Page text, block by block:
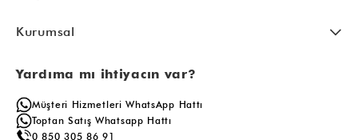
Kurumsal
Yardıma mı ihtiyacın var?
Müşteri Hizmetleri WhatsApp Hattı
Toptan Satış Whatsapp Hattı
0 850 305 86 91